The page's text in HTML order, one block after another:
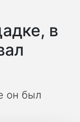
в
он был